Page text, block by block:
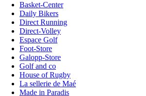
Basket-Center
Daily Bikers
Direct Running
Direct-Volley
Espace Golf
Foot-Store
Galopp-Store
Golf and co
House of Rugby
La sellerie de Maé
Made in Paradis